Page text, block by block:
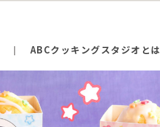
ABCクッキングスタジオとは